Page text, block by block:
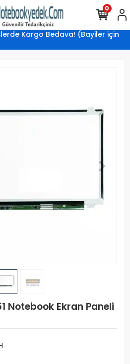
Kargo Bedava! (Bayiler için
0
Notebook Ekran Paneli